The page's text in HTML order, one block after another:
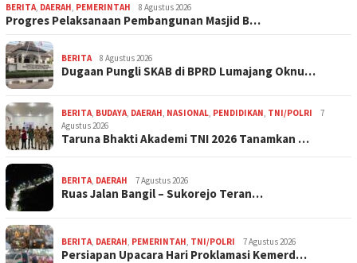
BERITA, DAERAH, PEMERINTAH 8 Agustus 2026
Progres Pelaksanaan Pembangunan Masjid B…
BERITA 8 Agustus 2026
Dugaan Pungli SKAB di BPRD Lumajang Oknu…
BERITA, BUDAYA, DAERAH, NASIONAL, PENDIDIKAN, TNI/POLRI
7
Agustus 2026
Taruna Bhakti Akademi TNI 2026 Tanamkan …
BERITA, DAERAH 7 Agustus 2026
Ruas Jalan Bangil – Sukorejo Teran…
BERITA, DAERAH, PEMERINTAH, TNI/POLRI 7 Agustus 2026
Persiapan Upacara Hari Proklamasi Kemerd…